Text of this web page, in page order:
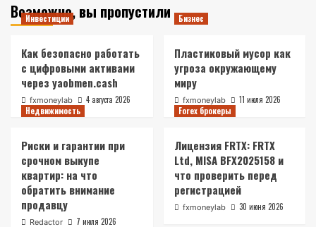
Возможно, вы пропустили
Инвестиции
Как безопасно работать
с цифровыми активами
через yaobmen.cash
fxmoneylab 4 августа 2026
Бизнес
Пластиковый мусор как
угроза окружающему
миру
fxmoneylab
11 июля 2026
Недвижимость
Риски и гарантии при
срочном выкупе
квартир: на что
обратить внимание
продавцу
Redactor 7 июля 2026
Forex брокеры
Лицензия FRTX: FRTX
Ltd, MISA BFX2025158 и
что проверить перед
регистрацией
fxmoneylab 30 июня 2026